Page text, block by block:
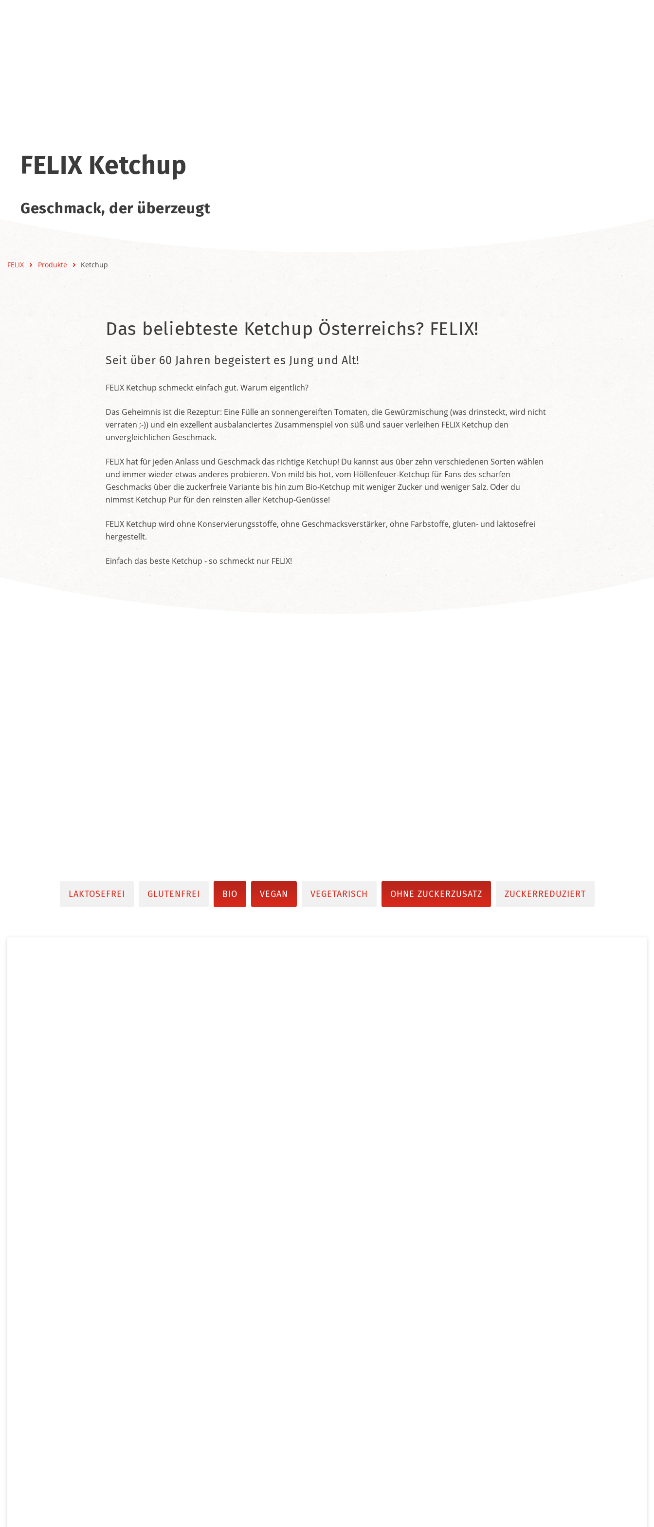
FELIX Ketchup
Geschmack, der überzeugt
FELIX Produkte Ketchup
Das beliebteste Ketchup Österreichs? FELIX!
Seit über 60 Jahren begeistert es Jung und Alt!
FELIX Ketchup schmeckt einfach gut. Warum eigentlich?
Das Geheimnis ist die Rezeptur: Eine Fülle an sonnengereiften Tomaten, die Gewürzmischung (was drinsteckt, wird nicht
verraten ;-)) und ein exzellent ausbalanciertes Zusammenspiel von süß und sauer verleihen FELIX Ketchup den
unvergleichlichen Geschmack.
FELIX hat für jeden Anlass und Geschmack das richtige Ketchup! Du kannst aus über zehn verschiedenen Sorten wählen
und immer wieder etwas anderes probieren. Von mild bis hot, vom Höllenfeuer-Ketchup für Fans des scharfen
Geschmacks über die zuckerfreie Variante bis hin zum Bio-Ketchup mit weniger Zucker und weniger Salz. Oder du
nimmst Ketchup Pur für den reinsten aller Ketchup-Genüsse!
FELIX Ketchup wird ohne Konservierungsstoffe, ohne Geschmacksverstärker, ohne Farbstoffe, gluten- und laktosefrei
hergestellt.
Einfach das beste Ketchup - so schmeckt nur FELIX!
LAKTOSEFREI GLUTENFREI BIO VEGAN VEGETARISCH OHNE ZUCKERZUSATZ ZUCKERREDUZIERT